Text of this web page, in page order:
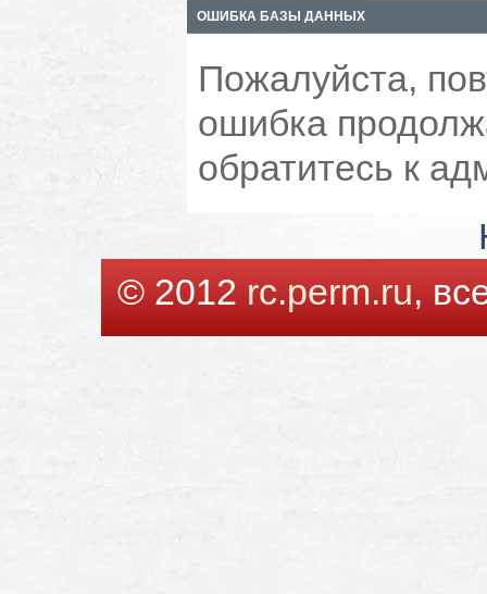
ОШИБКА БАЗЫ ДАННЫХ
Пожалуйста,
ошибка
обратитесь к
© 2012 rc.perm.ru,